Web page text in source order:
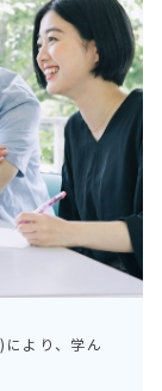
より、学ん